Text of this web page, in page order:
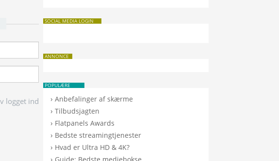
logget ind
SOCIAL MEDIA LOGIN
ANNONCE
POPULÆRE
›Anbefalinger af skærme
›Tilbudsjagten
› Flatpanels Awards
› Bedste streamingtjenester
› Hvad er Ultra HD & 4K?
›